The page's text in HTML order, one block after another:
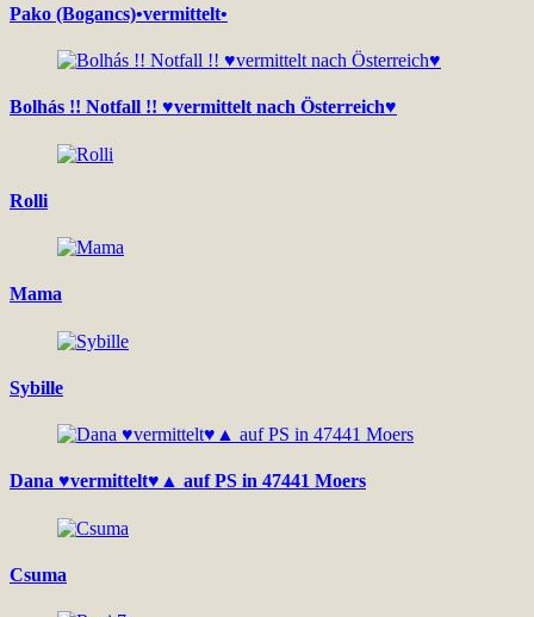
Pako (Bogancs)•vermittelt•
Bolhás !! Notfall !! ♥vermittelt nach Österreich♥
Rolli
Mama
Sybille
Dana ♥vermittelt♥▲ auf PS in 47441 Moers
Csuma